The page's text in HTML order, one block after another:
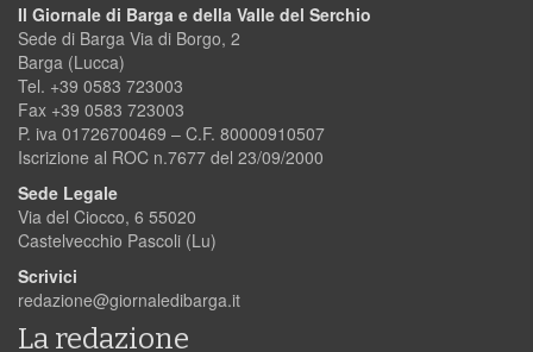
Il Giornale di Barga e della Valle del Serchio
Sede di Barga Via di Borgo, 2
Barga (Lucca)
Tel. +39 0583 723003
Fax +39 0583 723003
P. iva 01726700469 – C.F. 80000910507
Iscrizione al ROC n.7677 del 23/09/2000
Sede Legale
Via del Ciocco, 6 55020
Castelvecchio Pascoli (Lu)
Scrivici
redazione@giornaledibarga.it
La redazione